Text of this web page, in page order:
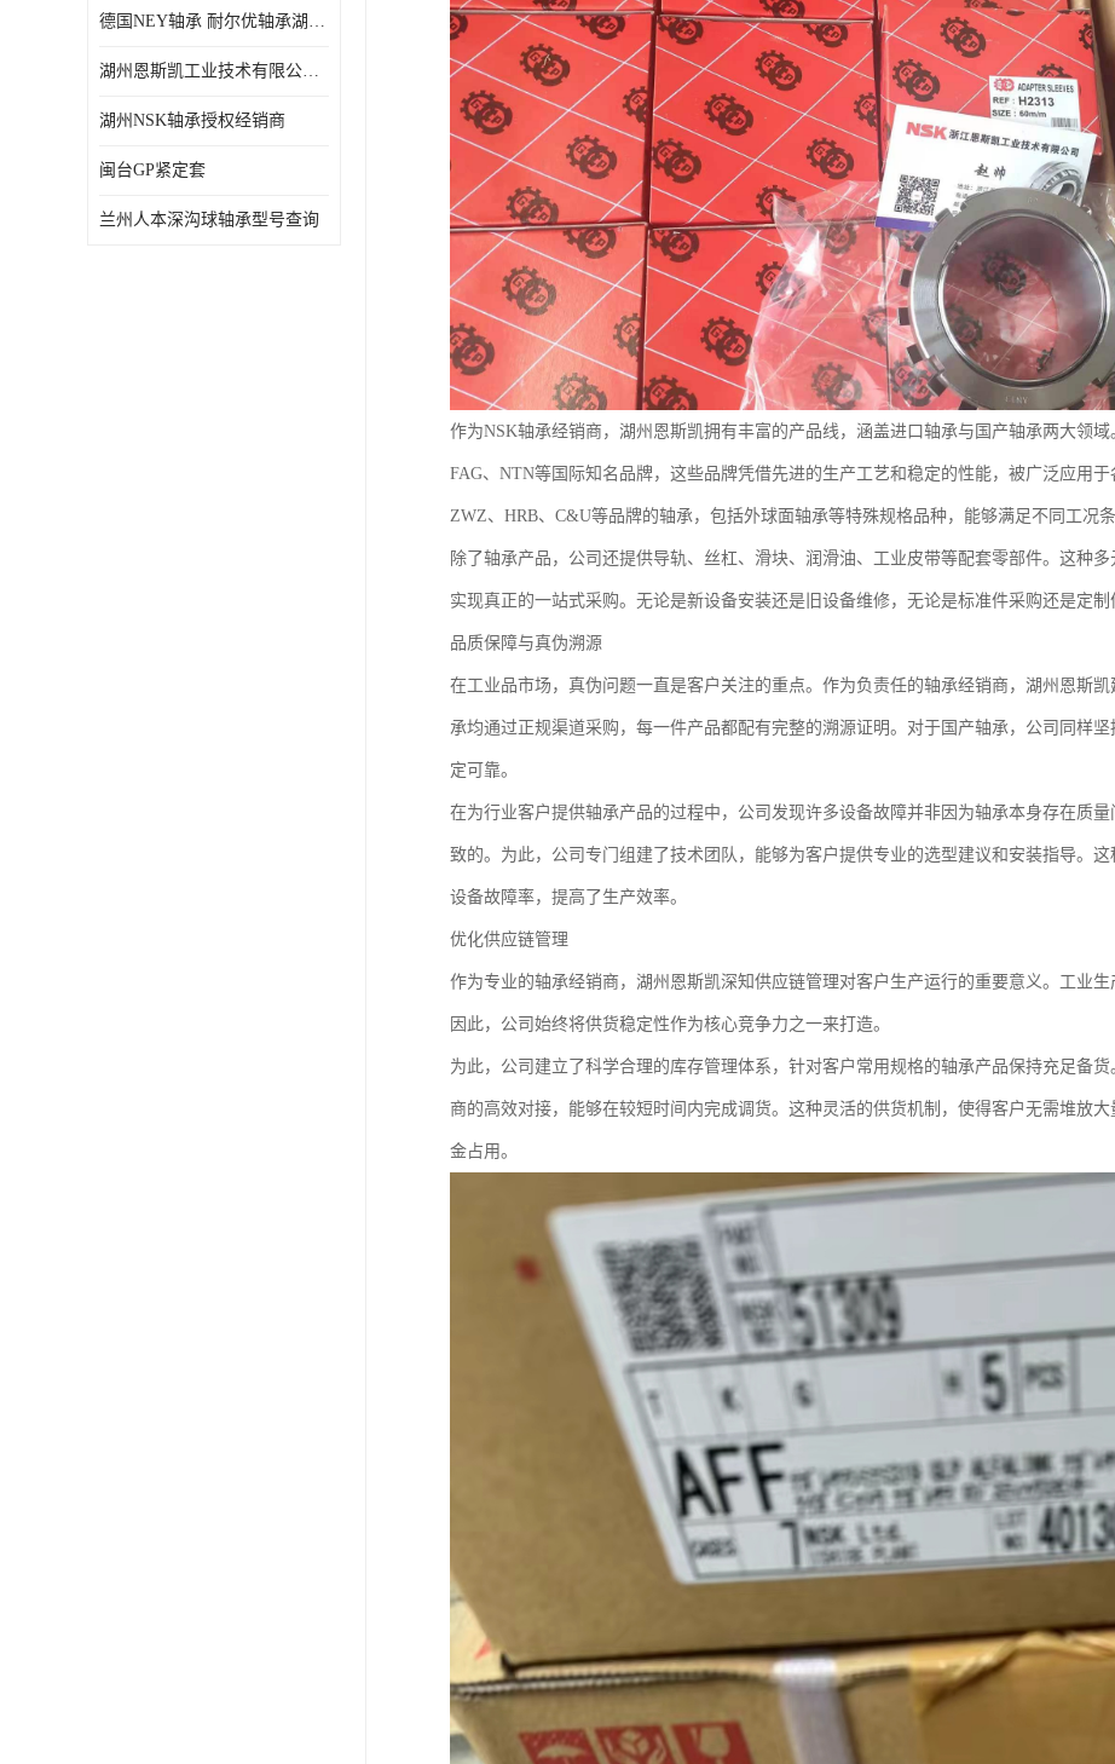
德国NEY轴承 耐尔优轴承湖州代理商
湖州恩斯凯工业技术有限公司NSK轴承*经销商
湖州NSK轴承授权经销商
闽台GP紧定套
兰州人本深沟球轴承型号查询
作为NSK轴承经销商，湖州恩斯凯拥有丰富的产品线，涵盖进口轴承与国产轴承两大领域
FAG、NTN等国际知名品牌，这些品牌凭借先进的生产工艺和稳定的性能，被广泛应用
ZWZ、HRB、C&U等品牌的轴承，包括外球面轴承等特殊规格品种，能够满足不同工况条
除了轴承产品，公司还提供导轨、丝杠、滑块、润滑油、工业皮带等配套零部件。这种
实现真正的一站式采购。无论是新设备安装还是旧设备维修，无论是标准件采购还是定
品质保障与真伪溯源
在工业品市场，真伪问题一直是客户关注的重点。作为负责任的轴承经销商，湖州恩斯
承均通过正规渠道采购，每一件产品都配有完整的溯源证明。对于国产轴承，公司同样
定可靠。
在为行业客户提供轴承产品的过程中，公司发现许多设备故障并非因为轴承本身存在质
致的。为此，公司专门组建了技术团队，能够为客户提供专业的选型建议和安装指导。
设备故障率，提高了生产效率。
优化供应链管理
作为专业的轴承经销商，湖州恩斯凯深知供应链管理对客户生产运行的重要意义。工业生
因此，公司始终将供货稳定性作为核心竞争力之一来打造。
为此，公司建立了科学合理的库存管理体系，针对客户常用规格的轴承产品保持充足备
商的高效对接，能够在较短时间内完成调货。这种灵活的供货机制，使得客户无需堆放
金占用。